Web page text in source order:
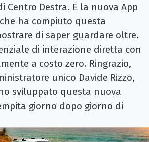
Destra. E la nuova App
ha compiuto questa
di saper guardare oltre.
di interazione diretta con
a costo zero. Ringrazio,
unico Davide Rizzo,
sviluppato questa nuova
giorno dopo giorno di